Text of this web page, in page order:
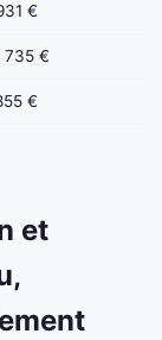
€
735 €
€
et